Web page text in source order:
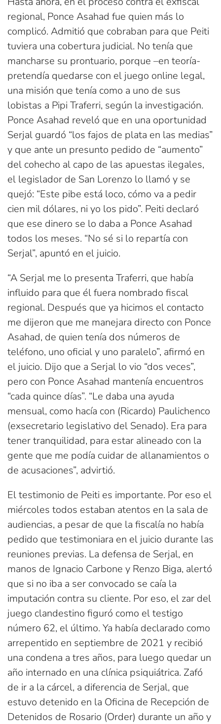
regional, Ponce Asahad fue quien más lo
complicó. Admitió que cobraban para que Peiti
tuviera una cobertura judicial. No tenía que
mancharse su prontuario, porque –en teoría-
pretendía quedarse con el juego online legal,
una misión que tenía como a uno de sus
lobistas a Pipi Traferri, según la investigación.
Ponce Asahad reveló que en una oportunidad
Serjal guardó “los fajos de plata en las medias”
y que ante un presunto pedido de “aumento”
del cohecho al capo de las apuestas ilegales,
el legislador de San Lorenzo lo llamó y se
quejó: “Este pibe está loco, cómo va a pedir
cien mil dólares, ni yo los pido”. Peiti declaró
que ese dinero se lo daba a Ponce Asahad
todos los meses. “No sé si lo repartía con
Serjal”, apuntó en el juicio.
“A Serjal me lo presenta Traferri, que había
influido para que él fuera nombrado fiscal
regional. Después que ya hicimos el contacto
me dijeron que me manejara directo con Ponce
Asahad, de quien tenía dos números de
teléfono, uno oficial y uno paralelo”, afirmó en
el juicio. Dijo que a Serjal lo vio “dos veces”,
pero con Ponce Asahad mantenía encuentros
“cada quince días”. “Le daba una ayuda
mensual, como hacía con (Ricardo) Paulichenco
(exsecretario legislativo del Senado). Era para
tener tranquilidad, para estar alineado con la
gente que me podía cuidar de allanamientos o
de acusaciones”, advirtió.
El testimonio de Peiti es importante. Por eso el
miércoles todos estaban atentos en la sala de
audiencias, a pesar de que la fiscalía no había
pedido que testimoniara en el juicio durante las
reuniones previas. La defensa de Serjal, en
manos de Ignacio Carbone y Renzo Biga, alertó
que si no iba a ser convocado se caía la
imputación contra su cliente. Por eso, el zar del
juego clandestino figuró como el testigo
número 62, el último. Ya había declarado como
arrepentido en septiembre de 2021 y recibió
una condena a tres años, para luego quedar un
año internado en una clínica psiquiátrica. Zafó
de ir a la cárcel, a diferencia de Serjal, que
estuvo detenido en la Oficina de Recepción de
Detenidos de Rosario (Order) durante un año y